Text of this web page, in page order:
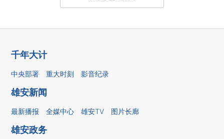
千年大计
中央部署 重大时刻 影音纪录
雄安新闻
最新播报 全媒中心 雄安TV 图片长廊
雄安政务